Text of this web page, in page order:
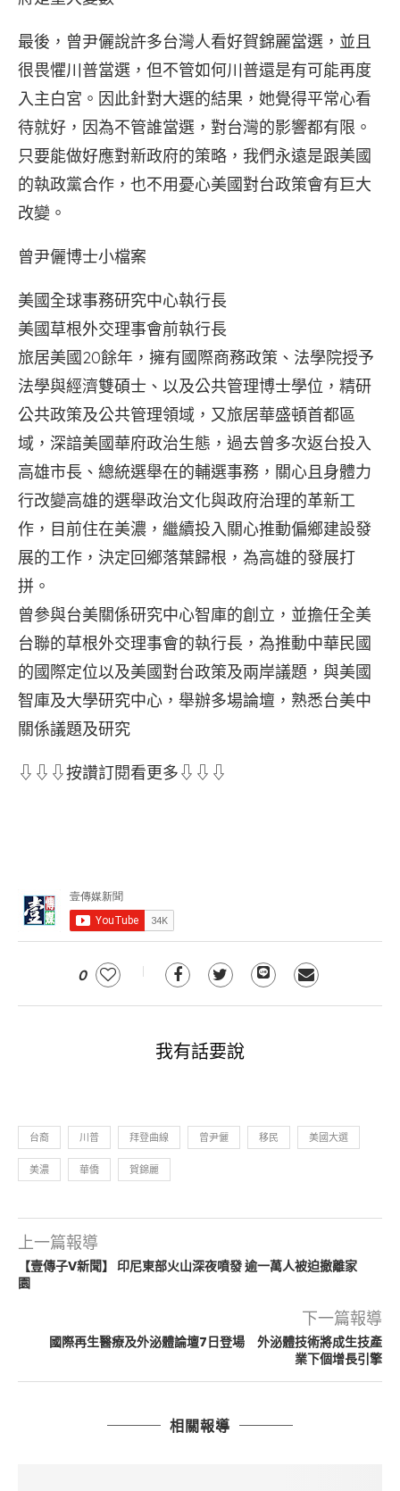
最後，曾尹儷說許多台灣人看好賀錦麗當選，並且
很畏懼川普當選，但不管如何川普還是有可能再度
入主白宮。因此針對大選的結果，她覺得平常心看
待就好，因為不管誰當選，對台灣的影響都有限。
只要能做好應對新政府的策略，我們永遠是跟美國
的執政黨合作，也不用憂心美國對台政策會有巨大
改變。
曾尹儷博士小檔案
美國全球事務研究中心執行長
美國草根外交理事會前執行長
旅居美國20餘年，擁有國際商務政策、法學院授予
法學與經濟雙碩士、以及公共管理博士學位，精研
公共政策及公共管理領域，又旅居華盛頓首都區
域，深諳美國華府政治生態，過去曾多次返台投入
高雄市長、總統選舉在的輔選事務，關心且身體力
行改變高雄的選舉政治文化與政府治理的革新工
作，目前住在美濃，繼續投入關心推動偏鄉建設發
展的工作，決定回鄉落葉歸根，為高雄的發展打
拼。
曾參與台美關係研究中心智庫的創立，並擔任全美
台聯的草根外交理事會的執行長，為推動中華民國
的國際定位以及美國對台政策及兩岸議題，與美國
智庫及大學研究中心，舉辦多場論壇，熟悉台美中
關係議題及研究
⇩⇩⇩按讚訂閱看更多⇩⇩⇩
0
我有話要說
台裔 川普 拜登曲線 曾尹儷 移民 美國大選
美濃 華僑 賀錦麗
上一篇報導
【壹傳子V新聞】 印尼東部火山深夜噴發 逾一萬人被迫撤離家
園
下一篇報導
國際再生醫療及外泌體論壇7日登場 外泌體技術將成生技產
業下個增長引擎
相關報導